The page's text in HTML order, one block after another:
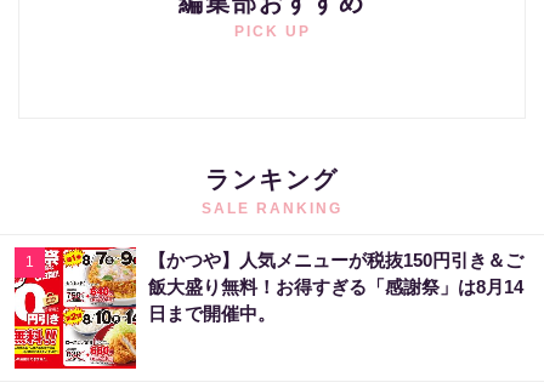
PICK UP
ランキング
SALE RANKING
1
【かつや】人気メニューが税抜150円引き＆ご
飯大盛り無料！お得すぎる「感謝祭」は8月14
日まで開催中。